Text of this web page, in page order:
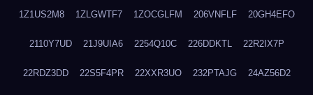
1Z1US2M8 1ZLGWTF7 1ZOCGLFM 206VNFLF 20GH4EFO
2110Y7UD 21J9UIA6 2254Q10C 226DDKTL 22R2IX7P
22RDZ3DD 22S5F4PR 22XXR3UO 232PTAJG 24AZ56D2